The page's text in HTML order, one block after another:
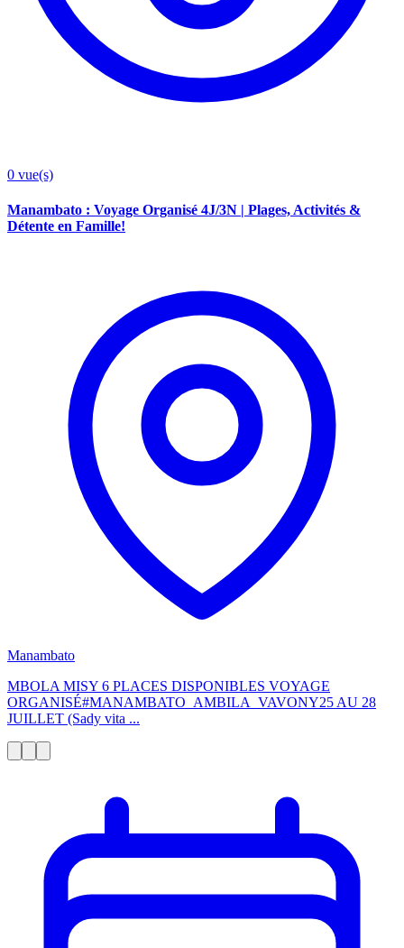
0 vue(s)
Manambato : Voyage Organisé 4J/3N | Plages, Activités &
Détente en Famille!
Manambato
MBOLA MISY 6 PLACES DISPONIBLES VOYAGE
ORGANISÉ#MANAMBATO_AMBILA_VAVONY25 AU 28
JUILLET (Sady vita ...